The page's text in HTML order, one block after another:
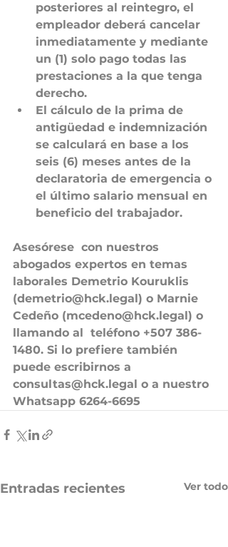
posteriores al reintegro, el
empleador deberá cancelar
inmediatamente y mediante
un (1) solo pago todas las
prestaciones a la que tenga
derecho.
El cálculo de la prima de
antigüedad e indemnización
se calculará en base a los
seis (6) meses antes de la
declaratoria de emergencia o
el último salario mensual en
beneficio del trabajador.
Asesórese  con nuestros
abogados expertos en temas
laborales Demetrio Kouruklis
(demetrio@hck.legal) o Marnie
Cedeño (mcedeno@hck.legal) o
llamando al  teléfono +507 386-
1480. Si lo prefiere también
puede escribirnos a
consultas@hck.legal o a nuestro
Whatsapp 6264-6695
Entradas recientes Ver todo